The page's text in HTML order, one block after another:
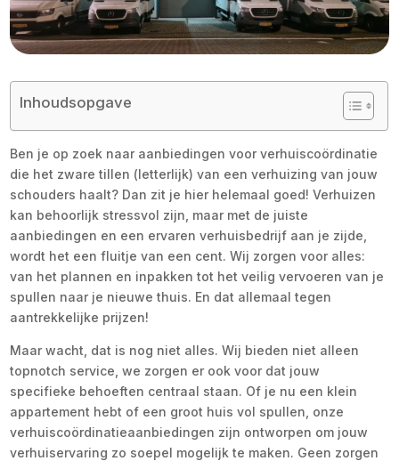
Inhoudsopgave
Ben je op zoek naar aanbiedingen voor verhuiscoördinatie
die het zware tillen (letterlijk) van een verhuizing van jouw
schouders haalt? Dan zit je hier helemaal goed! Verhuizen
kan behoorlijk stressvol zijn, maar met de juiste
aanbiedingen en een ervaren verhuisbedrijf aan je zijde,
wordt het een fluitje van een cent. Wij zorgen voor alles:
van het plannen en inpakken tot het veilig vervoeren van je
spullen naar je nieuwe thuis. En dat allemaal tegen
aantrekkelijke prijzen!
Maar wacht, dat is nog niet alles. Wij bieden niet alleen
topnotch service, we zorgen er ook voor dat jouw
specifieke behoeften centraal staan. Of je nu een klein
appartement hebt of een groot huis vol spullen, onze
verhuiscoördinatieaanbiedingen zijn ontworpen om jouw
verhuiservaring zo soepel mogelijk te maken. Geen zorgen